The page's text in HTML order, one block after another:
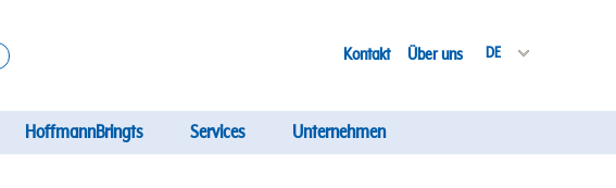
Kontakt Über uns DE
HoffmannBringts Services Unternehmen